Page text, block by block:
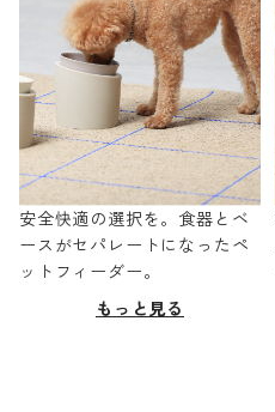
安全快適の選択を。食器とベ
ースがセパレートになったペ
ットフィーダー。
もっと見る